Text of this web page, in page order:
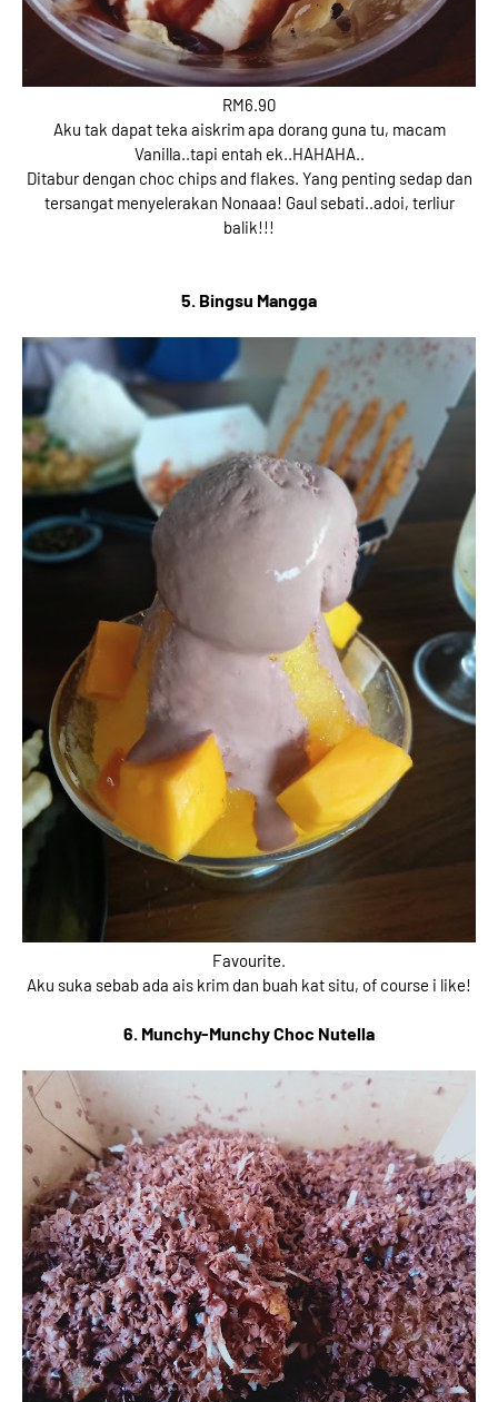
RM6.90
Aku tak dapat teka aiskrim apa dorang guna tu, macam
Vanilla..tapi entah ek..HAHAHA..
Ditabur dengan choc chips and flakes. Yang penting sedap dan
tersangat menyelerakan Nonaaa! Gaul sebati..adoi, terliur
balik!!!
5. Bingsu Mangga
Favourite.
Aku suka sebab ada ais krim dan buah kat situ, of course i like!
6. Munchy-Munchy Choc Nutella